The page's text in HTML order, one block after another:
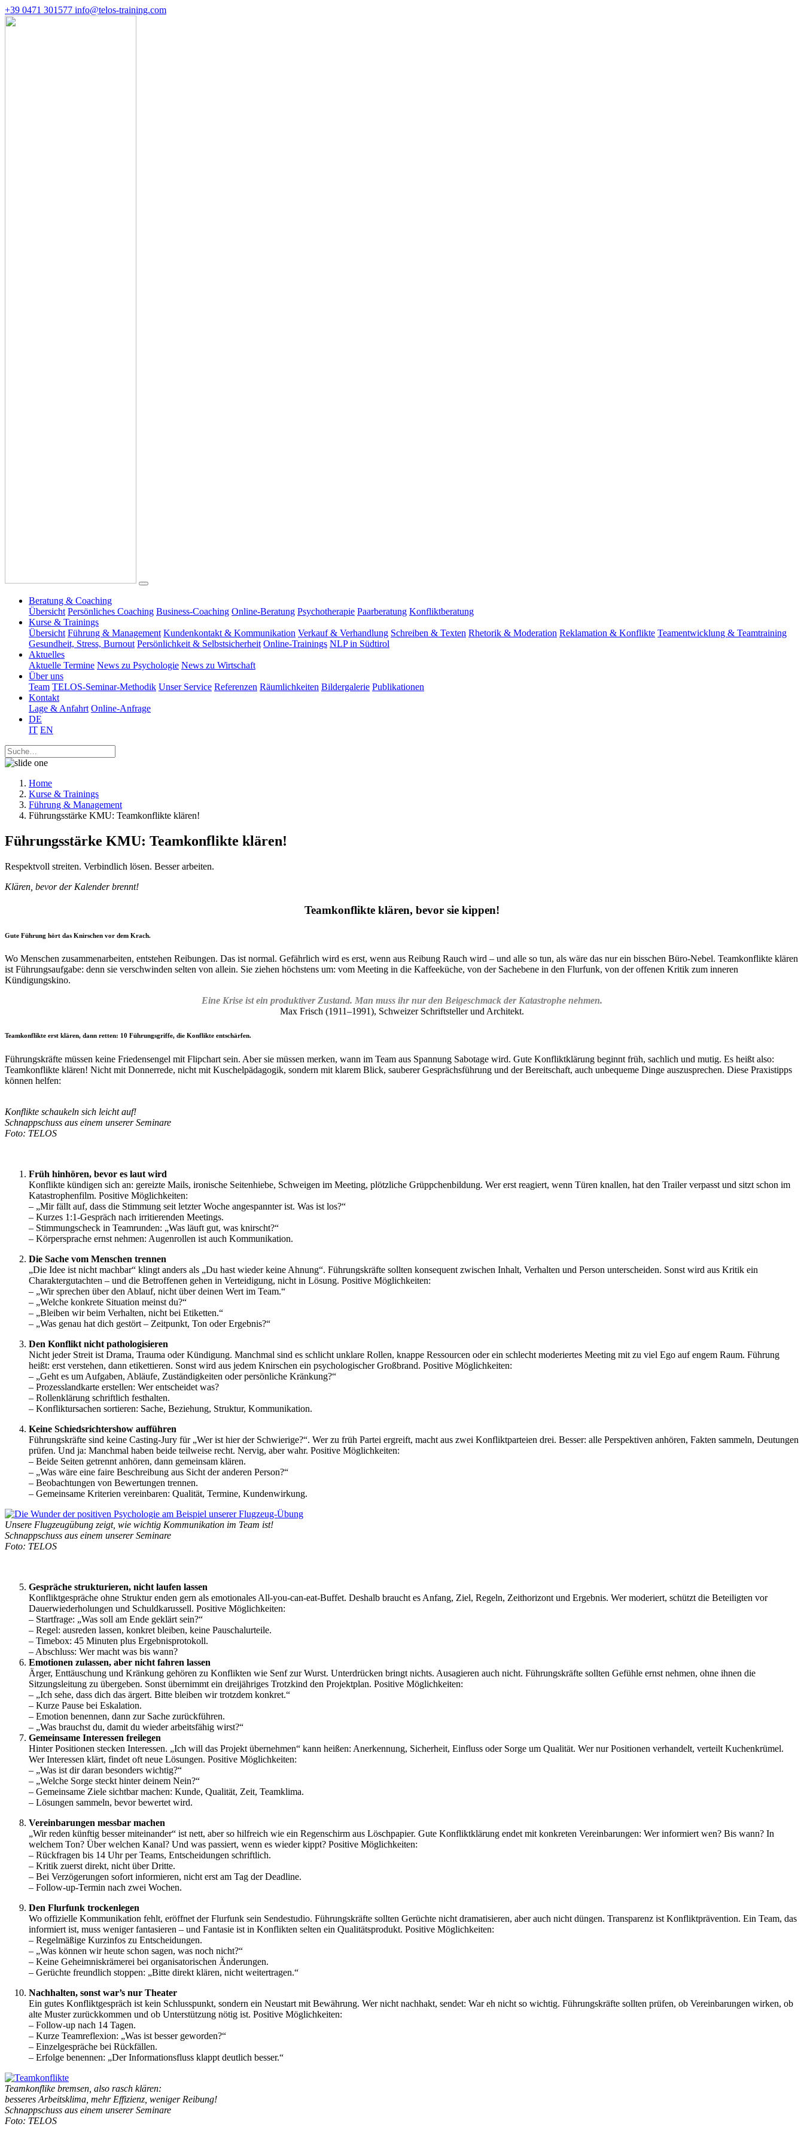
+39 0471 301577 info@telos-training.com
Beratung & Coaching
Übersicht Persönliches Coaching Business-Coaching Online-Beratung Psychotherapie Paarberatung Konfliktberatung
Kurse & Trainings
Übersicht Führung & Management Kundenkontakt & Kommunikation Verkauf & Verhandlung Schreiben & Texten Rhetorik & Moderation Reklamation & Konflikte Teamentwicklung & Teamtraining
Gesundheit, Stress, Burnout Persönlichkeit & Selbstsicherheit Online-Trainings NLP in Südtirol
Aktuelles
Aktuelle Termine News zu Psychologie News zu Wirtschaft
Über uns
Team TELOS-Seminar-Methodik Unser Service Referenzen Räumlichkeiten Bildergalerie Publikationen
Kontakt
Lage & Anfahrt Online-Anfrage
DE
IT EN
Home
Kurse & Trainings
Führung & Management
Führungsstärke KMU: Teamkonflikte klären!
Führungsstärke KMU: Teamkonflikte klären!
Respektvoll streiten. Verbindlich lösen. Besser arbeiten.
Klären, bevor der Kalender brennt!
Teamkonflikte klären, bevor sie kippen!
Gute Führung hört das Knirschen vor dem Krach.
Wo Menschen zusammenarbeiten, entstehen Reibungen. Das ist normal. Gefährlich wird es erst, wenn aus Reibung Rauch wird – und alle so tun, als wäre das nur ein bisschen Büro-Nebel. Teamkonflikte klären
ist Führungsaufgabe: denn sie verschwinden selten von allein. Sie ziehen höchstens um: vom Meeting in die Kaffeeküche, von der Sachebene in den Flurfunk, von der offenen Kritik zum inneren
Kündigungskino.
Eine Krise ist ein produktiver Zustand. Man muss ihr nur den Beigeschmack der Katastrophe nehmen.
Max Frisch (1911–1991), Schweizer Schriftsteller und Architekt.
Teamkonflikte erst klären, dann retten: 10 Führungsgriffe, die Konflikte entschärfen.
Führungskräfte müssen keine Friedensengel mit Flipchart sein. Aber sie müssen merken, wann im Team aus Spannung Sabotage wird. Gute Konfliktklärung beginnt früh, sachlich und mutig. Es heißt also:
Teamkonflikte klären! Nicht mit Donnerrede, nicht mit Kuschelpädagogik, sondern mit klarem Blick, sauberer Gesprächsführung und der Bereitschaft, auch unbequeme Dinge auszusprechen. Diese Praxistipps
können helfen:
Konflikte schaukeln sich leicht auf!
Schnappschuss aus einem unserer Seminare
Foto: TELOS
Früh hinhören, bevor es laut wird
Konflikte kündigen sich an: gereizte Mails, ironische Seitenhiebe, Schweigen im Meeting, plötzliche Grüppchenbildung. Wer erst reagiert, wenn Türen knallen, hat den Trailer verpasst und sitzt schon im
Katastrophenfilm. Positive Möglichkeiten:
– „Mir fällt auf, dass die Stimmung seit letzter Woche angespannter ist. Was ist los?“
– Kurzes 1:1-Gespräch nach irritierenden Meetings.
– Stimmungscheck in Teamrunden: „Was läuft gut, was knirscht?“
– Körpersprache ernst nehmen: Augenrollen ist auch Kommunikation.
Die Sache vom Menschen trennen
„Die Idee ist nicht machbar“ klingt anders als „Du hast wieder keine Ahnung“. Führungskräfte sollten konsequent zwischen Inhalt, Verhalten und Person unterscheiden. Sonst wird aus Kritik ein
Charaktergutachten – und die Betroffenen gehen in Verteidigung, nicht in Lösung. Positive Möglichkeiten:
– „Wir sprechen über den Ablauf, nicht über deinen Wert im Team.“
– „Welche konkrete Situation meinst du?“
– „Bleiben wir beim Verhalten, nicht bei Etiketten.“
– „Was genau hat dich gestört – Zeitpunkt, Ton oder Ergebnis?“
Den Konflikt nicht pathologisieren
Nicht jeder Streit ist Drama, Trauma oder Kündigung. Manchmal sind es schlicht unklare Rollen, knappe Ressourcen oder ein schlecht moderiertes Meeting mit zu viel Ego auf engem Raum. Führung
heißt: erst verstehen, dann etikettieren. Sonst wird aus jedem Knirschen ein psychologischer Großbrand. Positive Möglichkeiten:
– „Geht es um Aufgaben, Abläufe, Zuständigkeiten oder persönliche Kränkung?“
– Prozesslandkarte erstellen: Wer entscheidet was?
– Rollenklärung schriftlich festhalten.
– Konfliktursachen sortieren: Sache, Beziehung, Struktur, Kommunikation.
Keine Schiedsrichtershow aufführen
Führungskräfte sind keine Casting-Jury für „Wer ist hier der Schwierige?“. Wer zu früh Partei ergreift, macht aus zwei Konfliktparteien drei. Besser: alle Perspektiven anhören, Fakten sammeln, Deutungen
prüfen. Und ja: Manchmal haben beide teilweise recht. Nervig, aber wahr. Positive Möglichkeiten:
– Beide Seiten getrennt anhören, dann gemeinsam klären.
– „Was wäre eine faire Beschreibung aus Sicht der anderen Person?“
– Beobachtungen von Bewertungen trennen.
– Gemeinsame Kriterien vereinbaren: Qualität, Termine, Kundenwirkung.
Unsere Flugzeugübung zeigt, wie wichtig Kommunikation im Team ist!
Schnappschuss aus einem unserer Seminare
Foto: TELOS
Gespräche strukturieren, nicht laufen lassen
Konfliktgespräche ohne Struktur enden gern als emotionales All-you-can-eat-Buffet. Deshalb braucht es Anfang, Ziel, Regeln, Zeithorizont und Ergebnis. Wer moderiert, schützt die Beteiligten vor
Dauerwiederholungen und Schuldkarussell. Positive Möglichkeiten:
– Startfrage: „Was soll am Ende geklärt sein?“
– Regel: ausreden lassen, konkret bleiben, keine Pauschalurteile.
– Timebox: 45 Minuten plus Ergebnisprotokoll.
– Abschluss: Wer macht was bis wann?
Emotionen zulassen, aber nicht fahren lassen
Ärger, Enttäuschung und Kränkung gehören zu Konflikten wie Senf zur Wurst. Unterdrücken bringt nichts. Ausagieren auch nicht. Führungskräfte sollten Gefühle ernst nehmen, ohne ihnen die
Sitzungsleitung zu übergeben. Sonst übernimmt ein dreijähriges Trotzkind den Projektplan. Positive Möglichkeiten:
– „Ich sehe, dass dich das ärgert. Bitte bleiben wir trotzdem konkret.“
– Kurze Pause bei Eskalation.
– Emotion benennen, dann zur Sache zurückführen.
– „Was brauchst du, damit du wieder arbeitsfähig wirst?“
Gemeinsame Interessen freilegen
Hinter Positionen stecken Interessen. „Ich will das Projekt übernehmen“ kann heißen: Anerkennung, Sicherheit, Einfluss oder Sorge um Qualität. Wer nur Positionen verhandelt, verteilt Kuchenkrümel.
Wer Interessen klärt, findet oft neue Lösungen. Positive Möglichkeiten:
– „Was ist dir daran besonders wichtig?“
– „Welche Sorge steckt hinter deinem Nein?“
– Gemeinsame Ziele sichtbar machen: Kunde, Qualität, Zeit, Teamklima.
– Lösungen sammeln, bevor bewertet wird.
Vereinbarungen messbar machen
„Wir reden künftig besser miteinander“ ist nett, aber so hilfreich wie ein Regenschirm aus Löschpapier. Gute Konfliktklärung endet mit konkreten Vereinbarungen: Wer informiert wen? Bis wann? In
welchem Ton? Über welchen Kanal? Und was passiert, wenn es wieder kippt? Positive Möglichkeiten:
– Rückfragen bis 14 Uhr per Teams, Entscheidungen schriftlich.
– Kritik zuerst direkt, nicht über Dritte.
– Bei Verzögerungen sofort informieren, nicht erst am Tag der Deadline.
– Follow-up-Termin nach zwei Wochen.
Den Flurfunk trockenlegen
Wo offizielle Kommunikation fehlt, eröffnet der Flurfunk sein Sendestudio. Führungskräfte sollten Gerüchte nicht dramatisieren, aber auch nicht düngen. Transparenz ist Konfliktprävention. Ein Team, das
informiert ist, muss weniger fantasieren – und Fantasie ist in Konflikten selten ein Qualitätsprodukt. Positive Möglichkeiten:
– Regelmäßige Kurzinfos zu Entscheidungen.
– „Was können wir heute schon sagen, was noch nicht?“
– Keine Geheimniskrämerei bei organisatorischen Änderungen.
– Gerüchte freundlich stoppen: „Bitte direkt klären, nicht weitertragen.“
Nachhalten, sonst war’s nur Theater
Ein gutes Konfliktgespräch ist kein Schlusspunkt, sondern ein Neustart mit Bewährung. Wer nicht nachhakt, sendet: War eh nicht so wichtig. Führungskräfte sollten prüfen, ob Vereinbarungen wirken, ob
alte Muster zurückkommen und ob Unterstützung nötig ist. Positive Möglichkeiten:
– Follow-up nach 14 Tagen.
– Kurze Teamreflexion: „Was ist besser geworden?“
– Einzelgespräche bei Rückfällen.
– Erfolge benennen: „Der Informationsfluss klappt deutlich besser.“
Teamkonflike bremsen, also rasch klären:
besseres Arbeitsklima, mehr Effizienz, weniger Reibung!
Schnappschuss aus einem unserer Seminare
Foto: TELOS